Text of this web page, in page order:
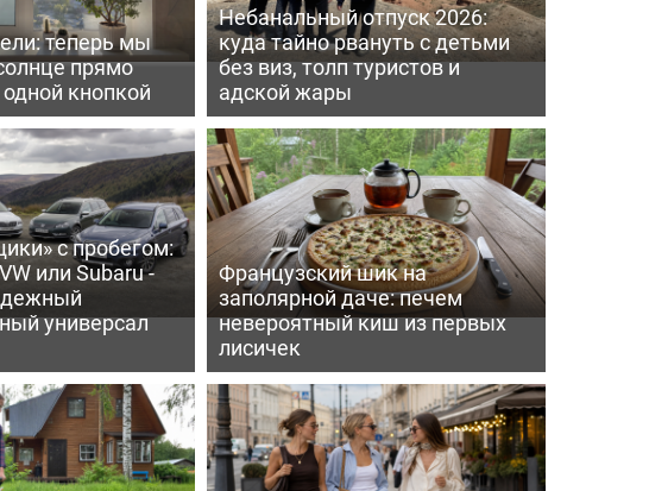
теперь мы
прямо
кнопкой
Небанальный отпуск 2026:
куда тайно рвануть с детьми
без виз, толп туристов и
адской жары
с пробегом:
или Subaru -
универсал
Французский шик на
заполярной даче: печем
невероятный киш из первых
лисичек